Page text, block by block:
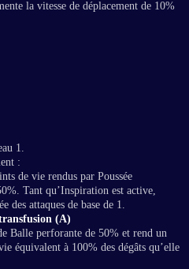
la vitesse de déplacement de 10%
1.
:
de vie rendus par Poussée
Tant qu’Inspiration est active,
des attaques de base de 1.
(A)
Balle perforante de 50% et rend un
équivalent à 100% des dégâts qu’elle